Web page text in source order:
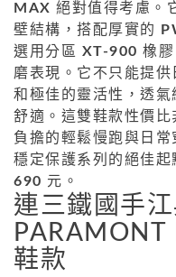
MAX 絕對值得考慮。
壁結構，搭配厚實的
選用分區 XT-900 橡
磨表現。它不只能提
和極佳的靈活性，透氣
舒適。這雙鞋款性價
負擔的輕鬆慢跑與日常
穩定保護系列的絕佳
690 元。
連三鐵國手
鞋款